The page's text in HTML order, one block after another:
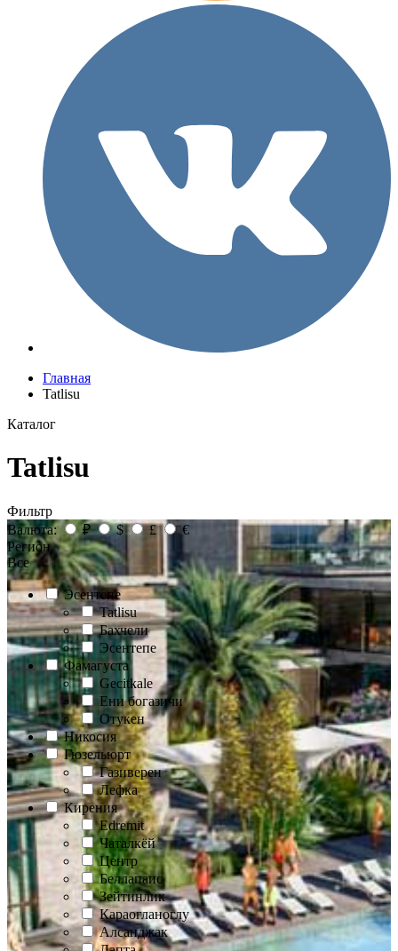
Главная
Tatlisu
Каталог
Tatlisu
Фильтр
Валюта:
₽ $ £
€
Регион
Все
Эсентепе
Tatlisu
Бахчели
Эсентепе
Фамагуста
Gecitkale
Ени богазичи
Отукен
Никосия
Гюзельюрт
Газиверен
Лефка
Кирения
Edremit
Чаталкёй
Центр
Беллапаис
Зейтинлик
Караогланоглу
Алсанджак